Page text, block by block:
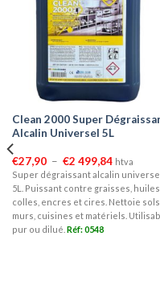
Clean 2000 Super
Alcalin Universel 5L
€27,90 – €2 499,84Plage
de
prix :
€27,90
à
€2
499,84
htva
Super dégraissant alcalin universel
5L. Puissant contre graisses, huiles,
colles, encres et cires. Nettoie sols,
murs, cuisines et matériels.
pur ou dilué. Réf: 0548